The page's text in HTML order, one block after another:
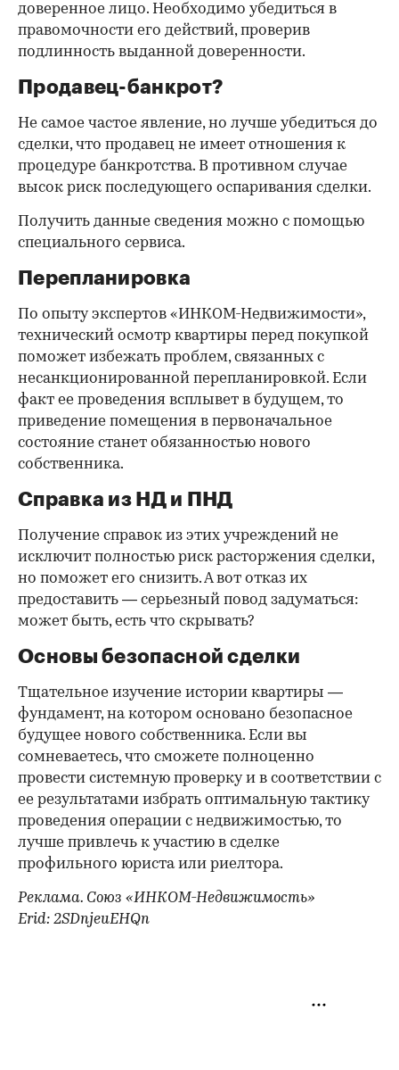
доверенное лицо. Необходимо убедиться в
правомочности его действий, проверив
подлинность выданной доверенности.
Продавец-банкрот?
Не самое частое явление, но лучше убедиться до
сделки, что продавец не имеет отношения к
процедуре банкротства. В противном случае
высок риск последующего оспаривания сделки.
Получить данные сведения можно с помощью
специального сервиса.
Перепланировка
По опыту экспертов «ИНКОМ-Недвижимости»,
технический осмотр квартиры перед покупкой
поможет избежать проблем, связанных с
несанкционированной перепланировкой. Если
факт ее проведения всплывет в будущем, то
приведение помещения в первоначальное
состояние станет обязанностью нового
собственника.
Справка из НД и ПНД
Получение справок из этих учреждений не
исключит полностью риск расторжения сделки,
но поможет его снизить. А вот отказ их
предоставить — серьезный повод задуматься:
может быть, есть что скрывать?
Основы безопасной сделки
Тщательное изучение истории квартиры —
фундамент, на котором основано безопасное
будущее нового собственника. Если вы
сомневаетесь, что сможете полноценно
провести системную проверку и в соответствии с
ее результатами избрать оптимальную тактику
проведения операции с недвижимостью, то
лучше привлечь к участию в сделке
профильного юриста или риелтора.
Реклама. Союз «ИНКОМ-Недвижимость»
Erid: 2SDnjeuEHQn